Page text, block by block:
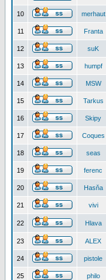
10 merhaut
11 Franta
12 suK
13 humpf
14 MSW
15 Tarkus
16 Skipy
17 Coques
18 seas
19 ferenc
20 Hasňa
21 vivi
22 Hlava
23 ALEX
24 pistole
25 philo